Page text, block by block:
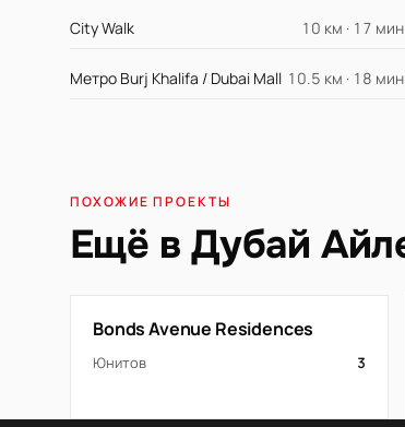
City Walk 10 км · 17
Метро Burj Khalifa / Dubai Mall 10.5 км · 18
ПОХОЖИЕ ПРОЕКТЫ
Ещё в Дубай
Bonds Avenue Residences
Юнитов 3